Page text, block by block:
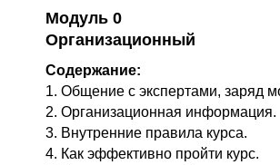
Модуль 0
Организационный
Содержание:
1. Общение с экспертами, заряд
2. Организационная информация.
3. Внутренние правила курса.
4. Как эффективно пройти курс.